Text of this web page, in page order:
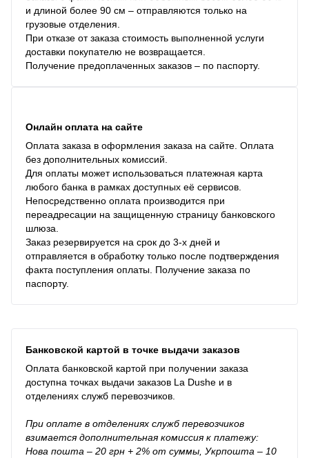
и длиной более 90 см – отправляются только на
грузовые отделения.
При отказе от заказа стоимость выполненной услуги
доставки покупателю не возвращается.
Получение предоплаченных заказов – по паспорту.
Онлайн оплата на сайте
Оплата заказа в оформления заказа на сайте. Оплата
без дополнительных комиссий.
Для оплаты может использоваться платежная карта
любого банка в рамках доступных её сервисов.
Непосредственно оплата производится при
переадресации на защищенную страницу банковского
шлюза.
Заказ резервируется на срок до 3-х дней и
отправляется в обработку только после подтверждения
факта поступления оплаты. Получение заказа по
паспорту.
Банковской картой в точке выдачи заказов
Оплата банковской картой при получении заказа
доступна точках выдачи заказов La Dushe и в
отделениях служб перевозчиков.
При оплате в отделениях служб перевозчиков
взимается дополнительная комиссия к платежу:
Нова пошта – 20 грн + 2% от суммы, Укрпошта – 10